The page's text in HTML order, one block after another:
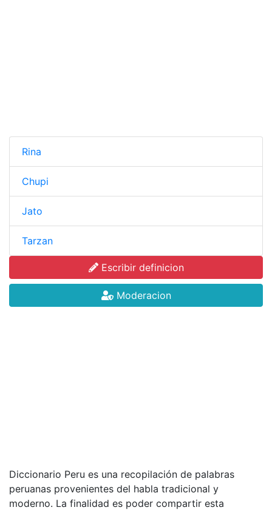
Rina
Chupi
Jato
Tarzan
Escribir definicion
Moderacion
Diccionario Peru es una recopilación de palabras
peruanas provenientes del habla tradicional y
moderno. La finalidad es poder compartir esta